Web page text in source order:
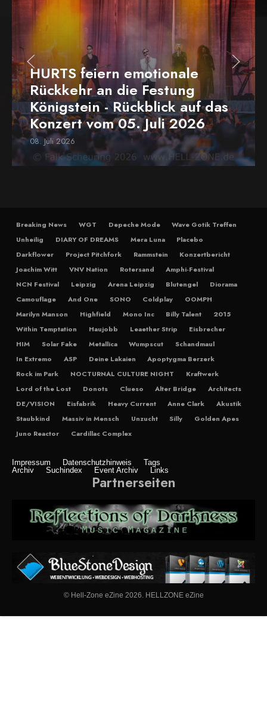
HURTS feiern emotionale
Rückkehr an die Festung
Königstein - Rückblick auf das
Konzert vom 05. Juli 2026
08. Juli 2026
Breaking News WGT Depeche Mode
Wave Gotik Treffen
Unheilig
DIARY OF DREAMS Mera Luna
Placebo
Darkflower
Project Pitchfork Rammstein
Konzertbericht
Joachim Witt
VNV Nation Rotersand
Amphi-Festival
NCN Festival
Leipzig Arena Leipzig Blutengel
Diorama
Camouflage
And One SONO Coldplay
OOMPH
Marilyn Manson
Highfield Mono Inc Billy Talent
2015
Within Temptation
Haujobb Leaether Strip
Eisbrecher
HIM
Solar Fake Metallica Wumpscut
Schandmaul
In Extremo
ASP Deine Lakaien
Apoptygma Berzerk
Rock im Park
NOCTURNAL CULTURE NIGHT
Kraftwerk
Lord of the Lost
Donots Clueso Alter Bridge
Architects
DE/VISION
Eisfabrik Heavy Current Anne Clark
Akustik
Staubkind
Massiv in Mensch Unzucht Silly
Golden Apes
Juno Reactor
Cardillac Complex
Impressum Datenschutzhinweis
Tags
Archiv
Suchindex Event Archiv Links
Partnerseiten
© Hell-Zone eZine 2026. HELLZONE eZine